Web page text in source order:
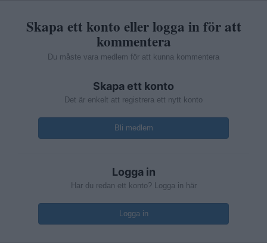
Skapa ett konto eller logga in för att
kommentera
Du måste vara medlem för att kunna kommentera
Skapa ett konto
Det är enkelt att registrera ett nytt konto
Bli medlem
Logga in
Har du redan ett konto? Logga in här
Logga in